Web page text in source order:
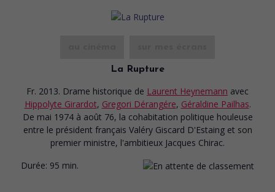
La Rupture
Fr. 2013. Drame historique de Laurent Heynemann avec
Hippolyte Girardot, Gregori Dérangére, Géraldine Pailhas.
De mai 1974 à août 76, la cohabitation politique houleuse
entre le président français Valéry Giscard D'Estaing et son
premier ministre, l'ambitieux Jacques Chirac.
Durée: 95 min.